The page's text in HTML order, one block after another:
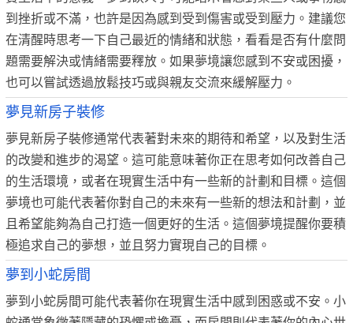
到挫折或不滿，也許是因為感到受到傷害或受到壓力。建議您
在清醒時思考一下自己最近的情緒和狀態，看看是否有什麼問
題需要解決或情緒需要釋放。如果夢境讓您感到不安或困擾，
也可以嘗試透過放鬆技巧或與親友交流來緩解壓力。
夢見新房子裝修
夢見新房子裝修通常代表著對未來的期待和希望，以及對生活
的改變和進步的渴望。這可能意味著你正在思考如何改善自己
的生活環境，或者在現實生活中有一些新的計劃和目標。這個
夢境也可能代表著你對自己的未來有一些新的想法和計劃，並
且希望能夠為自己打造一個更好的生活。這個夢境提醒你要積
極追求自己的夢想，並且努力實現自己的目標。
夢到小蛇房間
夢到小蛇房間可能代表著你在現實生活中感到困惑或不安。小